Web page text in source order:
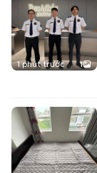
1 phút trước 1